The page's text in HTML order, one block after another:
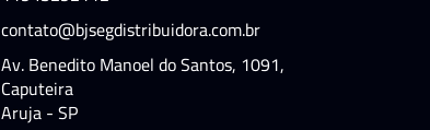
contato@bjsegdistribuidora.com.br
Av. Benedito Manoel do Santos, 1091,
Caputeira
Aruja - SP